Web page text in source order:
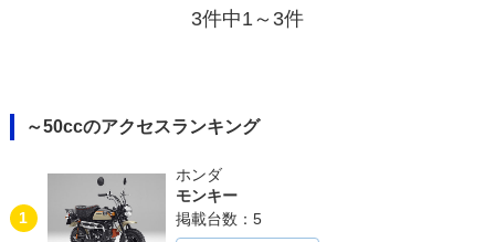
3件中1～3件
～50ccのアクセスランキング
1
ホンダ
モンキー
掲載台数：5